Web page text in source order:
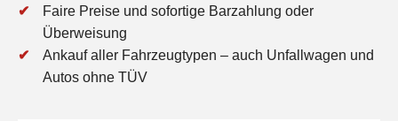
Faire Preise und sofortige Barzahlung oder
Überweisung
Ankauf aller Fahrzeugtypen – auch Unfallwagen und
Autos ohne TÜV